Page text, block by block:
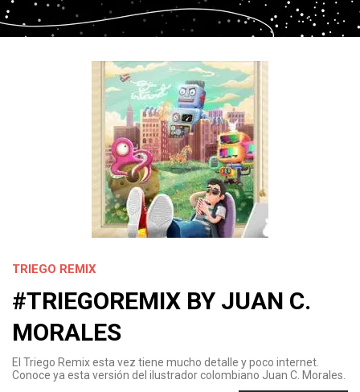
TRIEGO REMIX
#TRIEGOREMIX BY JUAN C.
MORALES
El Triego Remix esta vez tiene mucho detalle y poco internet.
Conoce ya esta versión del ilustrador colombiano Juan C. Morales.